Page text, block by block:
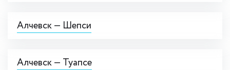
Алчевск — Шепси
Алчевск — Туапсе